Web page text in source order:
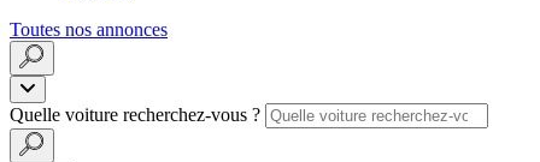
Toutes nos annonces
Quelle voiture recherchez-vous ?